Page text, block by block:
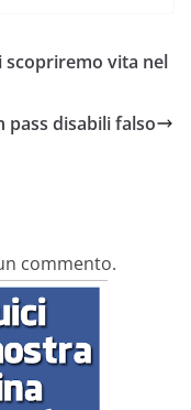
scopriremo vita nel
pass disabili falso
commento.